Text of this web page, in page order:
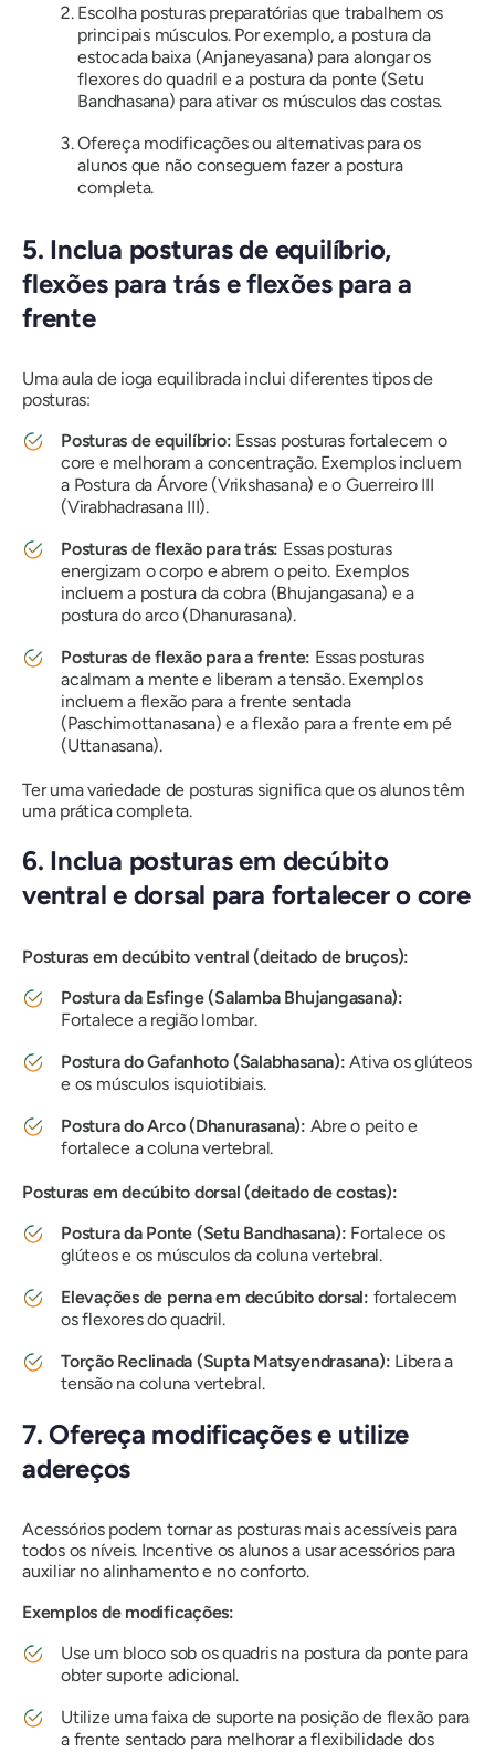
Escolha posturas preparatórias que trabalhem os
principais músculos. Por exemplo, a postura da
estocada baixa (Anjaneyasana) para alongar os
flexores do quadril e a postura da ponte (Setu
Bandhasana) para ativar os músculos das costas.
Ofereça modificações ou alternativas para os
alunos que não conseguem fazer a postura
completa.
5. Inclua posturas de equilíbrio,
flexões para trás e flexões para a
frente
Uma aula de ioga equilibrada inclui diferentes tipos de
posturas:
Posturas de equilíbrio: Essas posturas fortalecem o
core e melhoram a concentração. Exemplos incluem
a Postura da Árvore (Vrikshasana) e o Guerreiro III
(Virabhadrasana III).
Posturas de flexão para trás: Essas posturas
energizam o corpo e abrem o peito. Exemplos
incluem a postura da cobra (Bhujangasana) e a
postura do arco (Dhanurasana).
Posturas de flexão para a frente: Essas posturas
acalmam a mente e liberam a tensão. Exemplos
incluem a flexão para a frente sentada
(Paschimottanasana) e a flexão para a frente em pé
(Uttanasana).
Ter uma variedade de posturas significa que os alunos têm
uma prática completa.
6. Inclua posturas em decúbito
ventral e dorsal para fortalecer o core
Posturas em decúbito ventral (deitado de bruços):
Postura da Esfinge (Salamba Bhujangasana):
Fortalece a região lombar.
Postura do Gafanhoto (Salabhasana): Ativa os glúteos
e os músculos isquiotibiais.
Postura do Arco (Dhanurasana): Abre o peito e
fortalece a coluna vertebral.
Posturas em decúbito dorsal (deitado de costas):
Postura da Ponte (Setu Bandhasana): Fortalece os
glúteos e os músculos da coluna vertebral.
Elevações de perna em decúbito dorsal: fortalecem
os flexores do quadril.
Torção Reclinada (Supta Matsyendrasana): Libera a
tensão na coluna vertebral.
7. Ofereça modificações e utilize
adereços
Acessórios podem tornar as posturas mais acessíveis para
todos os níveis. Incentive os alunos a usar acessórios para
auxiliar no alinhamento e no conforto.
Exemplos de modificações:
Use um bloco sob os quadris na postura da ponte para
obter suporte adicional.
Utilize uma faixa de suporte na posição de flexão para
a frente sentado para melhorar a flexibilidade dos